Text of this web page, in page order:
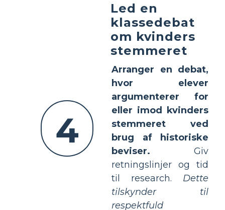
4
Led en
klassedebat
om kvinders
stemmeret
Arranger en debat,
hvor elever
argumenterer for
eller imod kvinders
stemmeret ved
brug af historiske
beviser. Giv
retningslinjer og tid
til research. Dette
tilskynder til
respektfuld